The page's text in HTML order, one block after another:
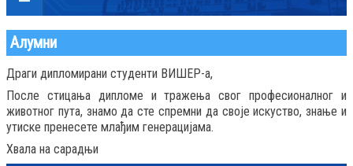
Алумни
Драги дипломирани студенти ВИШЕР-а,
После стицања дипломе и тражења свог професионалног и
животног пута, знамо да сте спремни да своје искуство, знање и
утиске пренесете млађим генерацијама.
Хвала на сарадњи